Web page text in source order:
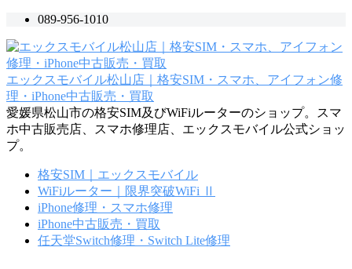
テ
ン
ツ
へ
ス
キ
ッ
089-956-1010
エックスモバイル松山店｜格安SIM・スマホ、アイフォン修
理・iPhone中古販売・買取
愛媛県松山市の格安SIM及びWiFiルーターのショップ。スマ
ホ中古販売店、スマホ修理店、エックスモバイル公式ショッ
プ。
格安SIM｜エックスモバイル
WiFiルーター｜限界突破WiFi Ⅱ
iPhone修理・スマホ修理
iPhone中古販売・買取
任天堂Switch修理・Switch Lite修理